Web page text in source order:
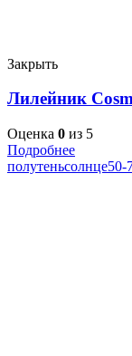
Закрыть
Лилейник
Оценка 0 из 5
Подробнее
полутеньсолнце50-